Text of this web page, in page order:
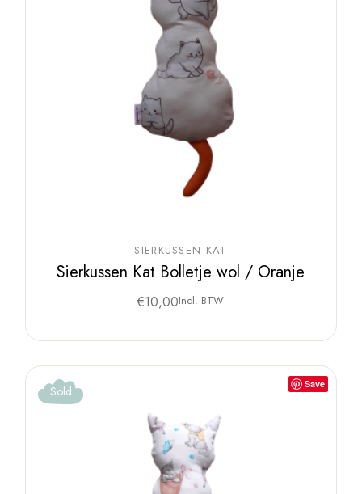
SIERKUSSEN KAT
Sierkussen Kat Bolletje wol / Oranje
€10,00Incl. BTW
Save
Sold